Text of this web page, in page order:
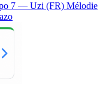
7 — Uzi (FR) Mélodie